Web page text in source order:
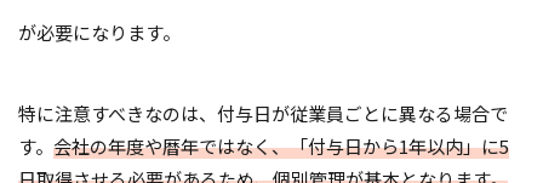
が必要になります。
特に注意すべきなのは、付与日が従業員ごとに異なる場合で
す。 会社の年度や暦年ではなく、「付与日から1年以内」に5